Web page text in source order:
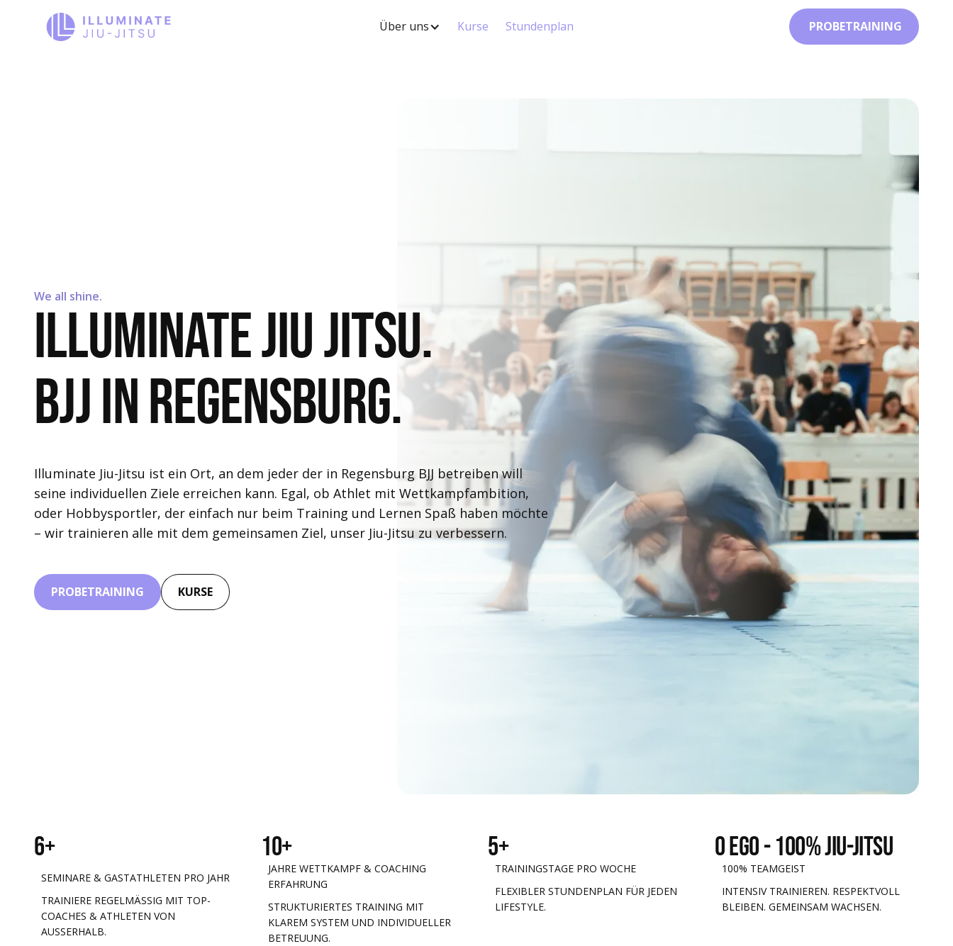
Über uns Kurse Stundenplan PROBETRAINING
We all shine.
Illuminate Jiu Jitsu.
BJJ in regensburg.
Illuminate Jiu-Jitsu ist ein Ort, an dem jeder der in Regensburg BJJ betreiben will
seine individuellen Ziele erreichen kann. Egal, ob Athlet mit Wettkampfambition,
oder Hobbysportler, der einfach nur beim Training und Lernen Spaß haben möchte
– wir trainieren alle mit dem gemeinsamen Ziel, unser Jiu-Jitsu zu verbessern.
PROBETRAINING KURSE
6+
SEMINARE & GASTATHLETEN PRO JAHR
TRAINIERE REGELMÄSSIG MIT TOP-C
OACHES & ATHLETEN VON A
USSERHALB.
10+
JAHRE WETTKAMPF & COACHING
ERFAHRUNG
STRUKTURIERTES TRAINING MIT
KLAREM SYSTEM UND INDIVIDUELLER
BETREUUNG.
5+
TRAININGSTAGE PRO WOCHE
FLEXIBLER STUNDENPLAN FÜR JEDEN
LIFESTYLE.
0 Ego - 100% JIu-Jitsu
100% TEAMGEIST
INTENSIV TRAINIEREN. RESPEKTVOLL
BLEIBEN. GEMEINSAM WACHSEN.